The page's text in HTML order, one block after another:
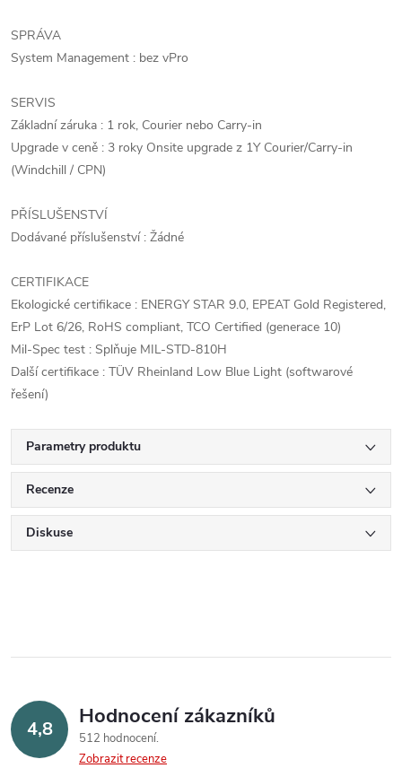
SPRÁVA
System Management : bez vPro
SERVIS
Základní záruka : 1 rok, Courier nebo Carry-in
Upgrade v ceně : 3 roky Onsite upgrade z 1Y Courier/Carry-in
(Windchill / CPN)
PŘÍSLUŠENSTVÍ
Dodávané příslušenství : Žádné
CERTIFIKACE
Ekologické certifikace : ENERGY STAR 9.0, EPEAT Gold Registered,
ErP Lot 6/26, RoHS compliant, TCO Certified (generace 10)
Mil-Spec test : Splňuje MIL-STD-810H
Další certifikace : TÜV Rheinland Low Blue Light (softwarové
řešení)
Parametry produktu
Recenze
Diskuse
4,8 Hodnocení zákazníků
512 hodnocení
Zobrazit recenze